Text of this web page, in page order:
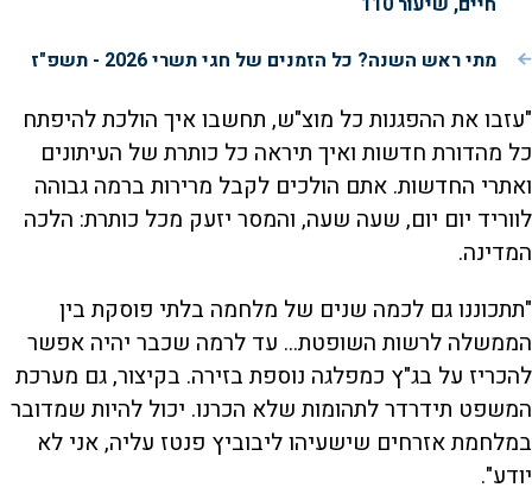
מתי ראש השנה? כל הזמנים של חגי תשרי 2026 - תשפ"ז
"עזבו את ההפגנות כל מוצ"ש, תחשבו איך הולכת להיפתח
כל מהדורת חדשות ואיך תיראה כל כותרת של העיתונים
ואתרי החדשות. אתם הולכים לקבל מרירות ברמה גבוהה
לווריד יום יום, שעה שעה, והמסר יזעק מכל כותרת: הלכה
המדינה.
"תתכוננו גם לכמה שנים של מלחמה בלתי פוסקת בין
הממשלה לרשות השופטת... עד לרמה שכבר יהיה אפשר
להכריז על בג"ץ כמפלגה נוספת בזירה. בקיצור, גם מערכת
המשפט תידרדר לתהומות שלא הכרנו. יכול להיות שמדובר
במלחמת אזרחים שישעיהו ליבוביץ פנטז עליה, אני לא
יודע".